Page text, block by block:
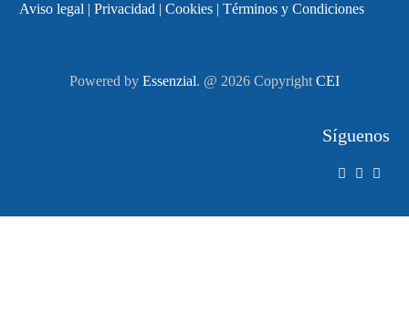
Aviso legal | Privacidad | Cookies| Términos y Condiciones
Powered by Essenzial. @ 2026 Copyright CEI
Síguenos